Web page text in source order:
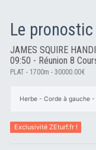
JAMES SQUIRE
09:50 - Réunion 8
PLAT - 1700m - 30000.00€
Herbe - Corde à gauche
Exclusivité ZEturf.fr !